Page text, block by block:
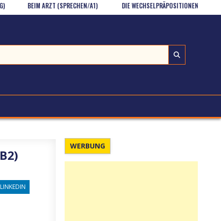
BEIM ARZT (SPRECHEN/A1) DIE WECHSELPRÄPOSITIONEN – 1 (GR/A1)
LINKEDIN
WERBUNG